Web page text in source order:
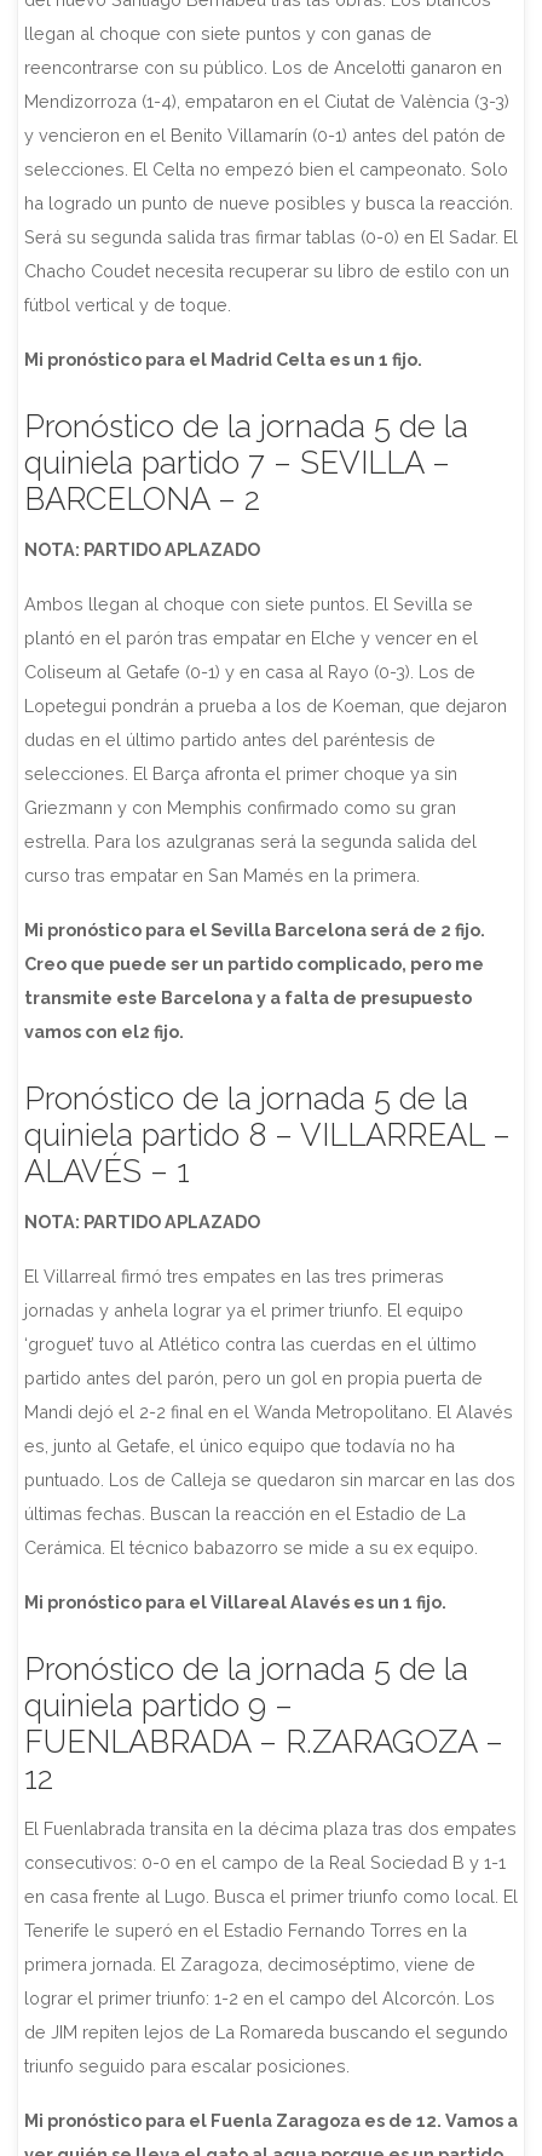
llegan al choque con siete puntos y con ganas de
reencontrarse con su público. Los de Ancelotti ganaron en
Mendizorroza (1-4), empataron en el Ciutat de València (3-3)
y vencieron en el Benito Villamarín (0-1) antes del patón de
selecciones. El Celta no empezó bien el campeonato. Solo
ha logrado un punto de nueve posibles y busca la reacción.
Será su segunda salida tras firmar tablas (0-0) en El Sadar. El
Chacho Coudet necesita recuperar su libro de estilo con un
fútbol vertical y de toque.
Mi pronóstico para el Madrid Celta es un 1 fijo.
Pronóstico de la jornada 5 de la
quiniela partido 7 – SEVILLA –
BARCELONA – 2
NOTA: PARTIDO APLAZADO
Ambos llegan al choque con siete puntos. El Sevilla se
plantó en el parón tras empatar en Elche y vencer en el
Coliseum al Getafe (0-1) y en casa al Rayo (0-3). Los de
Lopetegui pondrán a prueba a los de Koeman, que dejaron
dudas en el último partido antes del paréntesis de
selecciones. El Barça afronta el primer choque ya sin
Griezmann y con Memphis confirmado como su gran
estrella. Para los azulgranas será la segunda salida del
curso tras empatar en San Mamés en la primera.
Mi pronóstico para el Sevilla Barcelona será de 2 fijo.
Creo que puede ser un partido complicado, pero me
transmite este Barcelona y a falta de presupuesto
vamos con el2 fijo.
Pronóstico de la jornada 5 de la
quiniela partido 8 – VILLARREAL –
ALAVÉS – 1
NOTA: PARTIDO APLAZADO
El Villarreal firmó tres empates en las tres primeras
jornadas y anhela lograr ya el primer triunfo. El equipo
‘groguet’ tuvo al Atlético contra las cuerdas en el último
partido antes del parón, pero un gol en propia puerta de
Mandi dejó el 2-2 final en el Wanda Metropolitano. El Alavés
es, junto al Getafe, el único equipo que todavía no ha
puntuado. Los de Calleja se quedaron sin marcar en las dos
últimas fechas. Buscan la reacción en el Estadio de La
Cerámica. El técnico babazorro se mide a su ex equipo.
Mi pronóstico para el Villareal Alavés es un 1 fijo.
Pronóstico de la jornada 5 de la
quiniela partido 9 –
FUENLABRADA – R.ZARAGOZA –
12
El Fuenlabrada transita en la décima plaza tras dos empates
consecutivos: 0-0 en el campo de la Real Sociedad B y 1-1
en casa frente al Lugo. Busca el primer triunfo como local. El
Tenerife le superó en el Estadio Fernando Torres en la
primera jornada. El Zaragoza, decimoséptimo, viene de
lograr el primer triunfo: 1-2 en el campo del Alcorcón. Los
de JIM repiten lejos de La Romareda buscando el segundo
triunfo seguido para escalar posiciones.
Mi pronóstico para el Fuenla Zaragoza es de 12. Vamos a